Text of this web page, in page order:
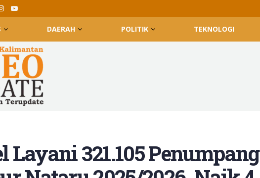
DAERAH POLITIK TEKNOLOGI
Layani 321.105 Penumpang